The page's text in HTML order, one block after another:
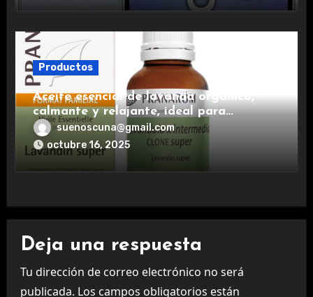
Productos
Aceite esencial de lavanda orgánico,
calmante y relajante, ideal para
aromaterapia.
suenoscuna@gmail.com
octubre 16, 2025
Deja una respuesta
Tu dirección de correo electrónico no será
publicada. Los campos obligatorios están